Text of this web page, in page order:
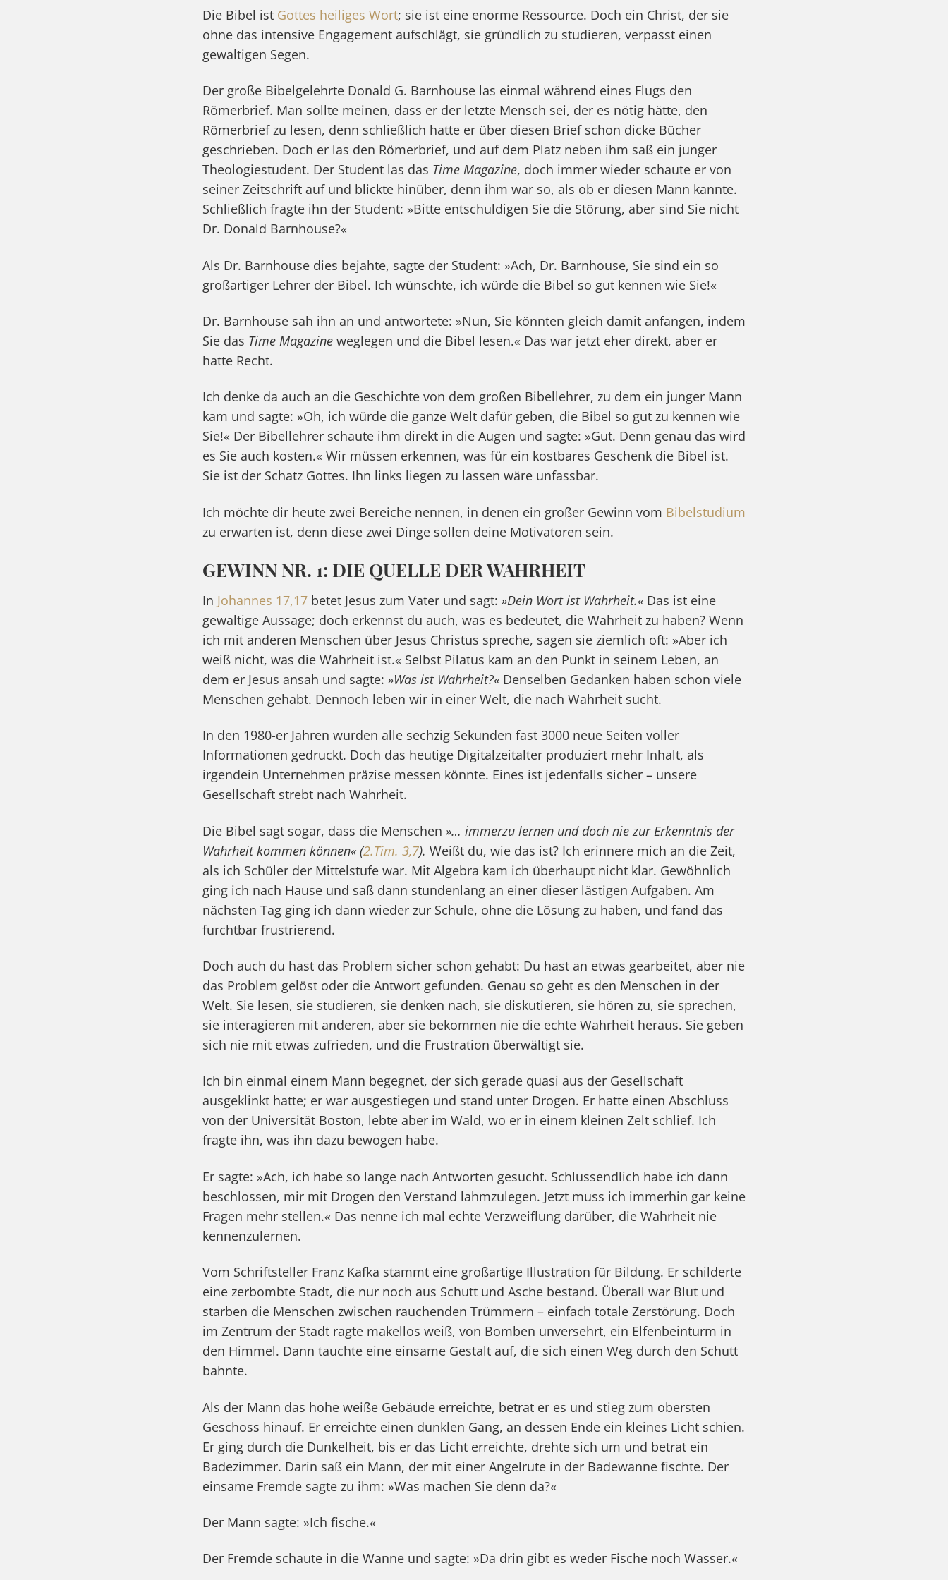
Die Bibel ist Gottes heiliges Wort; sie ist eine enorme Ressource. Doch ein Christ, der sie
ohne das intensive Engagement aufschlägt, sie gründlich zu studieren, verpasst einen
gewaltigen Segen.
Der große Bibelgelehrte Donald G. Barnhouse las einmal während eines Flugs den
Römerbrief. Man sollte meinen, dass er der letzte Mensch sei, der es nötig hätte, den
Römerbrief zu lesen, denn schließlich hatte er über diesen Brief schon dicke Bücher
geschrieben. Doch er las den Römerbrief, und auf dem Platz neben ihm saß ein junger
Theologiestudent. Der Student las das Time Magazine, doch immer wieder schaute er von
seiner Zeitschrift auf und blickte hinüber, denn ihm war so, als ob er diesen Mann kannte.
Schließlich fragte ihn der Student: »Bitte entschuldigen Sie die Störung, aber sind Sie nicht
Dr. Donald Barnhouse?«
Als Dr. Barnhouse dies bejahte, sagte der Student: »Ach, Dr. Barnhouse, Sie sind ein so
großartiger Lehrer der Bibel. Ich wünschte, ich würde die Bibel so gut kennen wie Sie!«
Dr. Barnhouse sah ihn an und antwortete: »Nun, Sie könnten gleich damit anfangen, indem
Sie das Time Magazine weglegen und die Bibel lesen.« Das war jetzt eher direkt, aber er
hatte Recht.
Ich denke da auch an die Geschichte von dem großen Bibellehrer, zu dem ein junger Mann
kam und sagte: »Oh, ich würde die ganze Welt dafür geben, die Bibel so gut zu kennen wie
Sie!« Der Bibellehrer schaute ihm direkt in die Augen und sagte: »Gut. Denn genau das wird
es Sie auch kosten.« Wir müssen erkennen, was für ein kostbares Geschenk die Bibel ist.
Sie ist der Schatz Gottes. Ihn links liegen zu lassen wäre unfassbar.
Ich möchte dir heute zwei Bereiche nennen, in denen ein großer Gewinn vom Bibelstudium
zu erwarten ist, denn diese zwei Dinge sollen deine Motivatoren sein.
GEWINN NR. 1: DIE QUELLE DER WAHRHEIT
In Johannes 17,17betet Jesus zum Vater und sagt: »Dein Wort ist Wahrheit.«Das ist eine
gewaltige Aussage; doch erkennst du auch, was es bedeutet, die Wahrheit zu haben? Wenn
ich mit anderen Menschen über Jesus Christus spreche, sagen sie ziemlich oft: »Aber ich
weiß nicht, was die Wahrheit ist.« Selbst Pilatus kam an den Punkt in seinem Leben, an
dem er Jesus ansah und sagte: »Was ist Wahrheit?«Denselben Gedanken haben schon viele
Menschen gehabt. Dennoch leben wir in einer Welt, die nach Wahrheit sucht.
In den 1980-er Jahren wurden alle sechzig Sekunden fast 3000 neue Seiten voller
Informationen gedruckt. Doch das heutige Digitalzeitalter produziert mehr Inhalt, als
irgendein Unternehmen präzise messen könnte. Eines ist jedenfalls sicher – unsere
Gesellschaft strebt nach Wahrheit.
Die Bibel sagt sogar, dass die Menschen »… immerzu lernen und doch nie zur Erkenntnis der
Wahrheit kommen können« (2.Tim. 3,7). Weißt du, wie das ist? Ich erinnere mich an die Zeit,
als ich Schüler der Mittelstufe war. Mit Algebra kam ich überhaupt nicht klar. Gewöhnlich
ging ich nach Hause und saß dann stundenlang an einer dieser lästigen Aufgaben. Am
nächsten Tag ging ich dann wieder zur Schule, ohne die Lösung zu haben, und fand das
furchtbar frustrierend.
Doch auch du hast das Problem sicher schon gehabt: Du hast an etwas gearbeitet, aber nie
das Problem gelöst oder die Antwort gefunden. Genau so geht es den Menschen in der
Welt. Sie lesen, sie studieren, sie denken nach, sie diskutieren, sie hören zu, sie sprechen,
sie interagieren mit anderen, aber sie bekommen nie die echte Wahrheit heraus. Sie geben
sich nie mit etwas zufrieden, und die Frustration überwältigt sie.
Ich bin einmal einem Mann begegnet, der sich gerade quasi aus der Gesellschaft
ausgeklinkt hatte; er war ausgestiegen und stand unter Drogen. Er hatte einen Abschluss
von der Universität Boston, lebte aber im Wald, wo er in einem kleinen Zelt schlief. Ich
fragte ihn, was ihn dazu bewogen habe.
Er sagte: »Ach, ich habe so lange nach Antworten gesucht. Schlussendlich habe ich dann
beschlossen, mir mit Drogen den Verstand lahmzulegen. Jetzt muss ich immerhin gar keine
Fragen mehr stellen.« Das nenne ich mal echte Verzweiflung darüber, die Wahrheit nie
kennenzulernen.
Vom Schriftsteller Franz Kafka stammt eine großartige Illustration für Bildung. Er schilderte
eine zerbombte Stadt, die nur noch aus Schutt und Asche bestand. Überall war Blut und
starben die Menschen zwischen rauchenden Trümmern – einfach totale Zerstörung. Doch
im Zentrum der Stadt ragte makellos weiß, von Bomben unversehrt, ein Elfenbeinturm in
den Himmel. Dann tauchte eine einsame Gestalt auf, die sich einen Weg durch den Schutt
bahnte.
Als der Mann das hohe weiße Gebäude erreichte, betrat er es und stieg zum obersten
Geschoss hinauf. Er erreichte einen dunklen Gang, an dessen Ende ein kleines Licht schien.
Er ging durch die Dunkelheit, bis er das Licht erreichte, drehte sich um und betrat ein
Badezimmer. Darin saß ein Mann, der mit einer Angelrute in der Badewanne fischte. Der
einsame Fremde sagte zu ihm: »Was machen Sie denn da?«
Der Mann sagte: »Ich fische.«
Der Fremde schaute in die Wanne und sagte: »Da drin gibt es weder Fische noch Wasser.«